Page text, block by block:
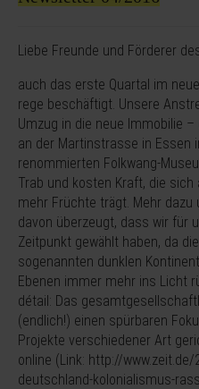
Liebe Freunde und Förderer
auch das erste Quartal im
rege beschäftigt. Unsere
Umzug in die neue Immobilie
an der Martinstrasse in Essen
renommierten Folkwang-
Trab und kosten Kraft, die
mehr Früchte trägt. Mehr dazu
davon überzeugt, dass wir für
Zeitpunkt gewählt haben, da
sogenannten dunklen
Ebenen immer mehr ins Licht
détail: Das
(endlich!) einen spürbaren
Projekte verschiedener Art
online (Link: http://
deutschland-kolonialismus-